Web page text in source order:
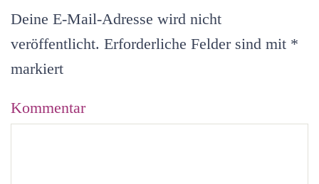
Deine E-Mail-Adresse wird nicht
veröffentlicht. Erforderliche Felder sind mit *
markiert
Kommentar